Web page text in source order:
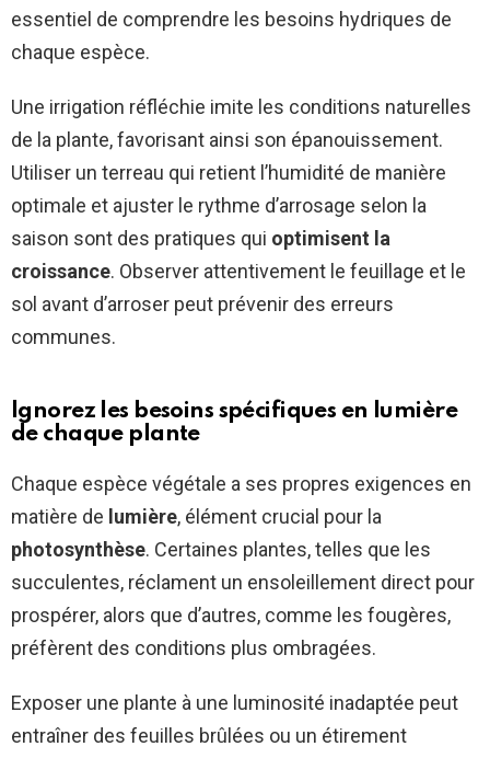
essentiel de comprendre les besoins hydriques de
chaque espèce.
Une irrigation réfléchie imite les conditions naturelles
de la plante, favorisant ainsi son épanouissement.
Utiliser un terreau qui retient l’humidité de manière
optimale et ajuster le rythme d’arrosage selon la
saison sont des pratiques qui optimisent la
croissance. Observer attentivement le feuillage et le
sol avant d’arroser peut prévenir des erreurs
communes.
Ignorez les besoins spécifiques en lumière
de chaque plante
Chaque espèce végétale a ses propres exigences en
matière de lumière, élément crucial pour la
photosynthèse. Certaines plantes, telles que les
succulentes, réclament un ensoleillement direct pour
prospérer, alors que d’autres, comme les fougères,
préfèrent des conditions plus ombragées.
Exposer une plante à une luminosité inadaptée peut
entraîner des feuilles brûlées ou un étirement